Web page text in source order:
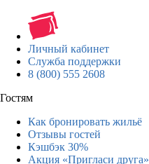
Личный кабинет
Служба поддержки
8 (800) 555 2608
Гостям
Как бронировать жильё
Отзывы гостей
Кэшбэк 30%
Акция «Пригласи друга»